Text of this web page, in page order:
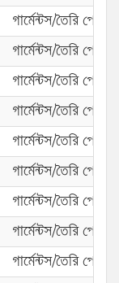
গার্মেন্টস/তৈরি
গার্মেন্টস/তৈরি
গার্মেন্টস/তৈরি
গার্মেন্টস/তৈরি
গার্মেন্টস/তৈরি
গার্মেন্টস/তৈরি
গার্মেন্টস/তৈরি
গার্মেন্টস/তৈরি
গার্মেন্টস/তৈরি